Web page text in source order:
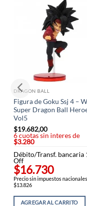
DRAGON BALL
Figura de Goku Ssj 4 –
Super Dragon Ball
Vol5
$19.682,00
6 cuotas sin interes de
$3.280
Débito/Transf. bancaria
Off
$16.730
Precio sin impuestos
$13.826
AGREGAR AL CARRITO